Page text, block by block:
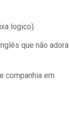
logico).
que não adora
companhia em